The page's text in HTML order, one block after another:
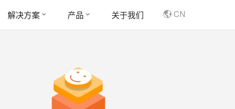
解决方案 产品 关于我们 CN